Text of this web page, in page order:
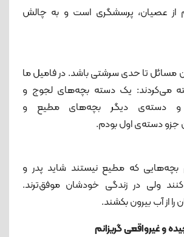
از عصیان، پرسشگری است و به چالش
مسائل تا حدی سرشتی باشد. در فامیل ما
می‌کردند: یک دسته بچه‌های لجوج و
و دسته‌ی دیگر بچه‌های مطیع و
دسته‌ی اول بودم.
بچه‌هایی که مطیع نیستند شاید پدر و
کنند ولی در زندگی خودشان موفق‌ترند.
از آب بیرون بکشند.
و غیرواقعی گریزانم